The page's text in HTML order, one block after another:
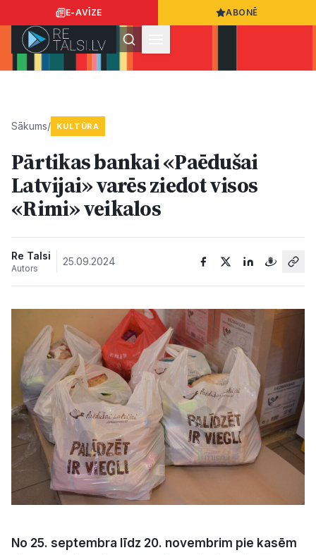
E-AVĪZE ABONĒ
Ziņas
Sabiedrība
Kultūra
Bizness
Video
Vieta
Sludinājumi
Sākums/ KULTŪRA
Pārtikas bankai «Paēdušai
Latvijai» varēs ziedot visos
«Rimi» veikalos
Re Talsi
Autors
25.09.2024
No 25. septembra līdz 20. novembrim pie kasēm